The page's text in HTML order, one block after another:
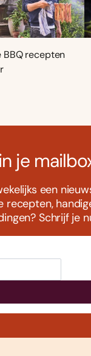
BBQ recepten
je
een
recepten,
Schrijf je